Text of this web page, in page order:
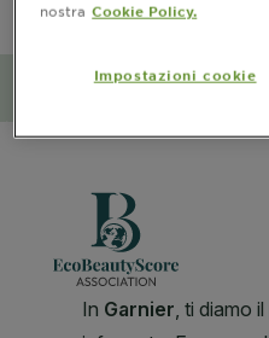
CLOSE SUBPANEL
Impatto
CLOSE SUBPANEL
nostra Cookie Policy.
Impostazioni cookie